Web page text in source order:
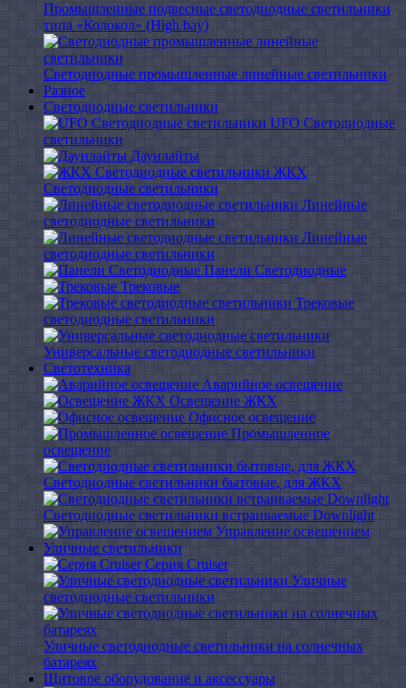
Промышленные подвесные cветодиодные светильники
типа «Колокол» (High bay)
Светодиодные промышленные линейные светильники
Разное
Светодиодные светильники
UFO Светодиодные
светильники
Даунлайты
ЖКХ
Светодиодные светильники
Линейные
светодиодные светильники
Линейные
светодиодные светильники
Панели Светодиодные
Трековые
Трековые
светодиодные светильники
Универсальные светодиодные светильники
Светотехника
Аварийное освещение
Освещение ЖКХ
Офисное освещение
Промышленное
освещение
Светодиодные светильники бытовые, для ЖКХ
Светодиодные светильники встраиваемые Downlight
Управление освещением
Уличные светильники
Серия Cruiser
Уличные
светодиодные светильники
Уличные светодиодные светильники на солнечных
батареях
Щитовое оборудование и аксессуары